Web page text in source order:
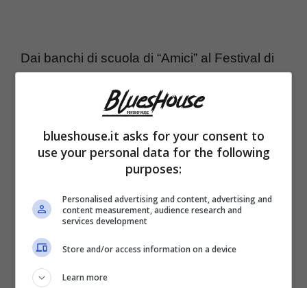
Dai banchi di scuola di “Amici” al Festival di
che nel 2010 lo ha incoronato all’Ariston
volto di tante trasmissioni televisive come
“Ballando con le stelle”, “Tale e Quale Show”
decisamente la sua vita e da qui a breve lo
troveremo a capo di un salone.
Avete capito di chi si tratta? È
blueshouse.it asks for your consent to
use your personal data for the following
purposes:
Personalised advertising and content, advertising and
content measurement, audience research and
services development
Store and/or access information on a device
Learn more